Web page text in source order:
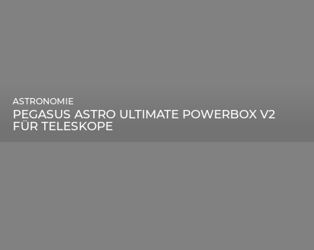
PEGASUS ASTRO ULTIMATE POWERBOX V2
FÜR TELESKOPE
ASTRONOMIE